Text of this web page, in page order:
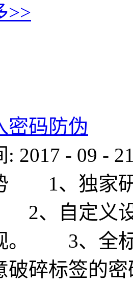
>>
密码防伪
: 2017 - 09 -
1、独家研
、自定义设
。 3、全标
破碎标签的